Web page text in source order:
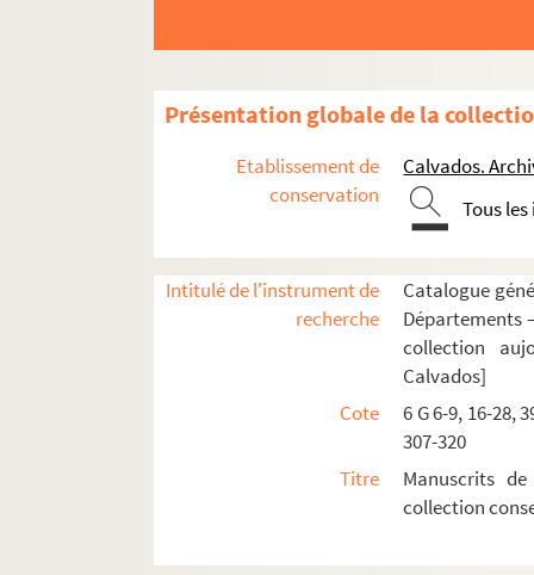
Présentation globale de la
Etablissement de
conservation
Calvados.
Tous
Intitulé de l'instrument de
recherche
Catalogue
Départements
collection
Calvados]
Cote
6 G 6-9, 16-28,
307-320
Titre
Manuscrits
collection
6 G 60. Joannis Balbi Januensis Catholicon
81. Livre d'Heures
82. Livre d'Heures
84. Livre d'Heures
6 G 118. Martyrologium Usuardi, ad usum
6 G 122. « Brevis tractatus de
6 G 135. « Recueil des édits du Roy et
6 G 136. Miscellanea
6 G 142. « Plan d'inventaire des manuscrits
6 G 145. « Le libvre des obitz de la parroisse de